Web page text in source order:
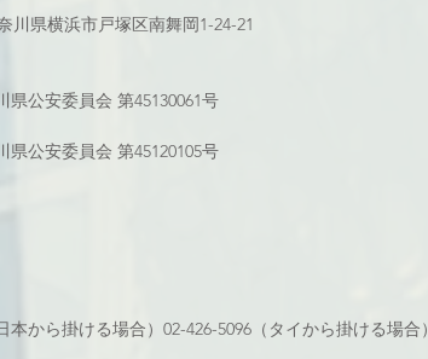
川県横浜市戸塚区南舞岡1-24-21
公安委員会 第45130061号
公安委員会 第45120105号
本から掛ける場合）02-426-5096（タイから掛ける場合）